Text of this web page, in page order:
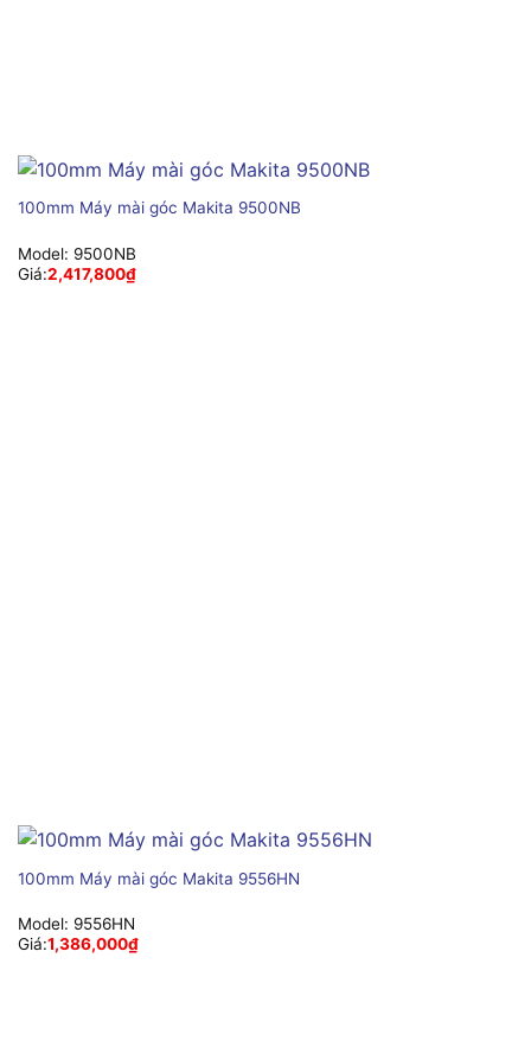
100mm Máy mài góc Makita 9500NB
Model: 9500NB
Giá:2,417,800₫
100mm Máy mài góc Makita 9556HN
Model: 9556HN
Giá:1,386,000₫